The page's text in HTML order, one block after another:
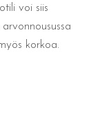
voi siis
korkoa.